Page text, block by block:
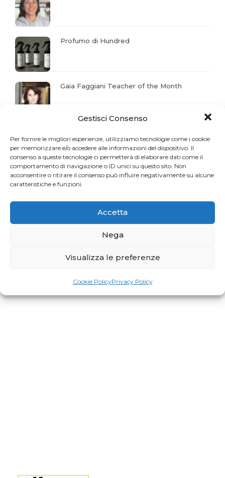
Gestisci Consenso
Per fornire le migliori esperienze, utilizziamo tecnologie come i cookie
per memorizzare e/o accedere alle informazioni del dispositivo. Il
consenso a queste tecnologie ci permetterà di elaborare dati come il
comportamento di navigazione o ID unici su questo sito. Non
acconsentire o ritirare il consenso può influire negativamente su alcune
caratteristiche e funzioni.
Accetta
Nega
Visualizza le preferenze
Cookie PolicyPrivacy Policy
Profumo di Hundred
Gaia Faggiani Teacher of the Month